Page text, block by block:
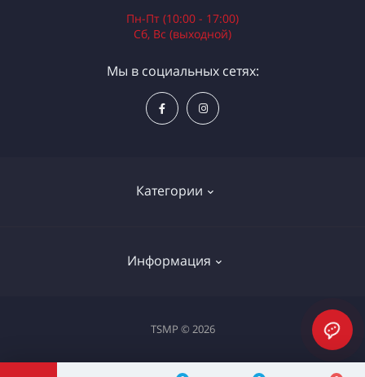
Категории
Электроинструменты
Информация
Доставка и оплата
Пн-Пт (10:00 - 17:00)
Сб, Вс (выходной)
Мы в социальных сетях:
TSMP © 2026